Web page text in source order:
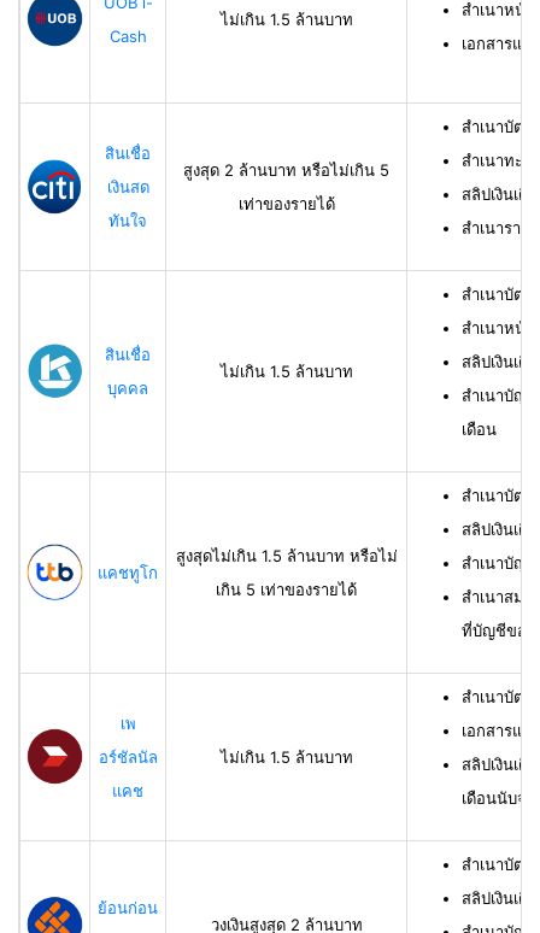
Cash
ไม่เกิน 1.5 ล้านบาท
สำเนาหน้
เอกสารแส
สินเชื่อ
เงินสด
ทันใจ
สูงสุด 2 ล้านบาท หรือไม่เกิน 5
เท่าของรายได้
สำเนาบัตร
สำเนาทะเ
สลิปเงินเดื
สำเนาราย
สินเชื่อ
บุคคล
ไม่เกิน 1.5 ล้านบาท
สำเนาบัตร
สำเนาหน้
สลิปเงินเดื
สำเนาบัญชี
เดือน
แคชทูโก
สูงสุดไม่เกิน 1.5 ล้านบาท หรือไม่
เกิน 5 เท่าของรายได้
สำเนาบัตร
สลิปเงินเดื
สำเนาบัญ
สำเนาสมุด
ที่บัญชีของ
เพ
อร์ชัลนัล
แคช
ไม่เกิน 1.5 ล้านบาท
สำเนาบัตร
เอกสารแส
สลิปเงินเ
เดือนนับจ
ย้อนก่อน
วงเงินสูงสุด 2 ล้านบาท
สำเนาบัต
สลิปเงินเดื